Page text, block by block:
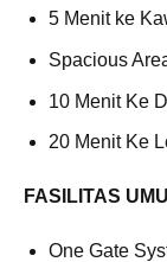
5 Menit ke
Spacious
10 Menit Ke
20 Menit Ke
FASILITAS
One Gate